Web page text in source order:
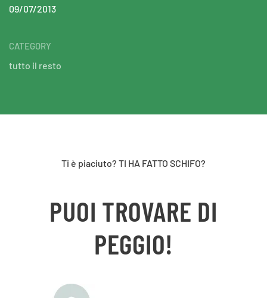
09/07/2013
CATEGORY
tutto il resto
Ti è piaciuto? TI HA FATTO SCHIFO?
PUOI TROVARE DI
PEGGIO!